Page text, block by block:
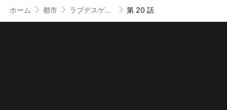
ホーム 都市 ラブデスゲーム 第 20 話